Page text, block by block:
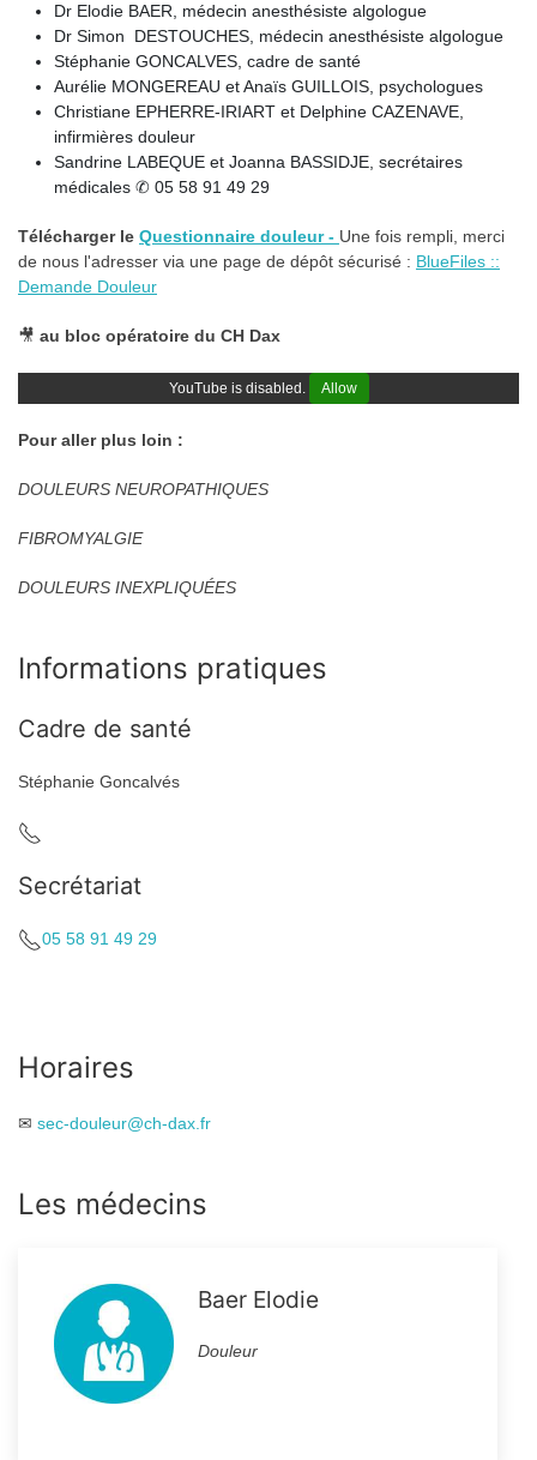
Dr Elodie BAER, médecin anesthésiste algologue
Dr Simon DESTOUCHES, médecin anesthésiste algologue
Stéphanie GONCALVES, cadre de santé
Aurélie MONGEREAU et Anaïs GUILLOIS, psychologues
Christiane EPHERRE-IRIART et Delphine CAZENAVE,
infirmières douleur
Sandrine LABEQUE et Joanna BASSIDJE, secrétaires
médicales ✆ 05 58 91 49 29
Télécharger le Questionnaire douleur- Une fois rempli, merci
de nous l'adresser via une page de dépôt sécurisé : BlueFiles ::
Demande Douleur
🎥 au bloc opératoire du CH Dax
YouTube is disabled. Allow
Pour aller plus loin :
DOULEURS NEUROPATHIQUES
FIBROMYALGIE
DOULEURS INEXPLIQUÉES
Informations pratiques
Cadre de santé
Stéphanie Goncalvés
Secrétariat
05 58 91 49 29
Horaires
✉ sec-douleur@ch-dax.fr
Les médecins
Baer Elodie
Douleur